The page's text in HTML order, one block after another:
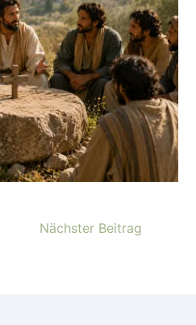
Nächster Beitrag